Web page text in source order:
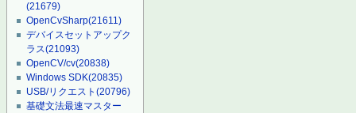
(21679)
OpenCvSharp(21611)
デバイスセットアップク
ラス(21093)
OpenCV/cv(20838)
Windows SDK(20835)
USB/リクエスト(20796)
基礎文法最速マスター